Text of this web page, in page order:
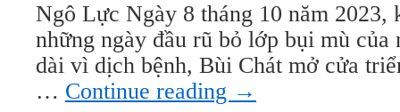
Ngô Lực Ngày 8 tháng 10 năm 2023,
những ngày đầu rũ bỏ lớp bụi mù của
dài vì dịch bệnh, Bùi Chát mở cửa
… Continue reading →